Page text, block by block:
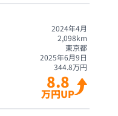
2024年4月
2,098km
東京都
2025年6月9日
344.8万円
8.8
万円UP